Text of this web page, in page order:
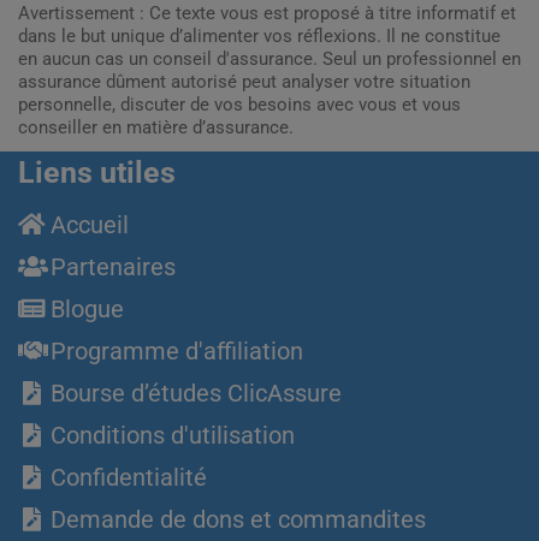
Avertissement : Ce texte vous est proposé à titre informatif et
dans le but unique d’alimenter vos réflexions. Il ne constitue
en aucun cas un conseil d'assurance. Seul un professionnel en
assurance dûment autorisé peut analyser votre situation
personnelle, discuter de vos besoins avec vous et vous
conseiller en matière d’assurance.
Liens utiles
Accueil
Partenaires
Blogue
Programme d'affiliation
Bourse d’études ClicAssure
Conditions d'utilisation
Confidentialité
Demande de dons et commandites